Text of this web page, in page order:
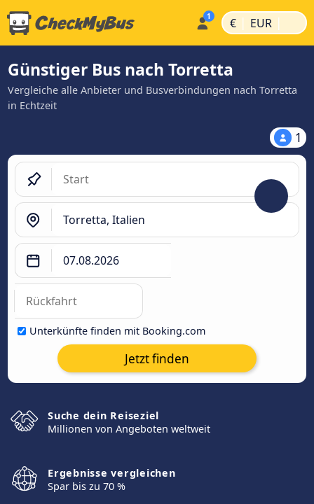
€ | EUR |
Günstiger Bus nach Torretta
Vergleiche alle Anbieter und Busverbindungen nach Torretta
in Echtzeit
1
Unterkünfte finden mit Booking.com
Jetzt finden
Suche dein Reiseziel
Millionen von Angeboten weltweit
Ergebnisse vergleichen
Spar bis zu 70 %